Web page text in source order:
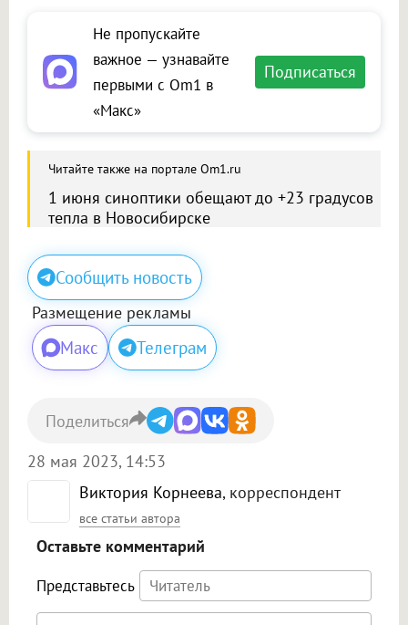
Не пропускайте
важное — узнавайте
первыми с Om1 в
«Макс»
Подписаться
Читайте также на портале Om1.ru
1 июня синоптики обещают до +23 градусов
тепла в Новосибирске
Сообщить новость
Размещение рекламы
Макс Телеграм
Виктория Корнеева, корреспондент
все статьи автора
28 мая 2023, 14:53
Поделиться
Оставьте комментарий
Представьтесь